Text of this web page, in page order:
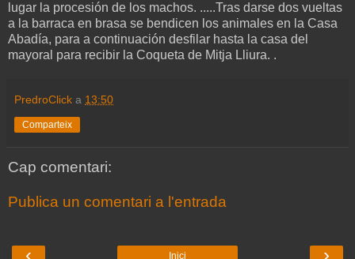
lugar la procesión de los machos. .....Tras darse dos vueltas
a la barraca en brasa se bendicen los animales en la Casa
Abadía, para a continuación desfilar hasta la casa del
mayoral para recibir la Coqueta de Mitja Lliura. .
PredroClick a 13:50
Comparteix
Cap comentari:
Publica un comentari a l'entrada
Inici